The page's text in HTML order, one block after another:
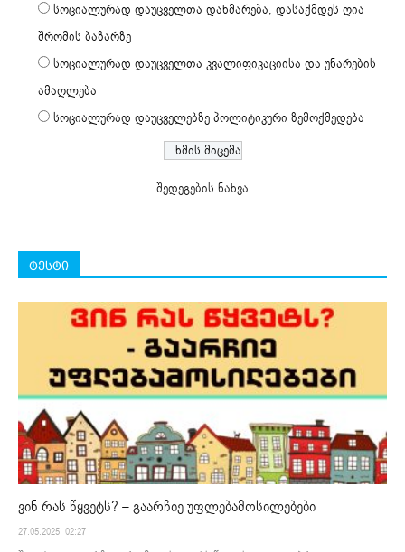
სოციალურად დაუცველთა დახმარება, დასაქმდეს ღია
შრომის ბაზარზე
სოციალურად დაუცველთა კვალიფიკაციისა და უნარების
ამაღლება
სოციალურად დაუცველებზე პოლიტიკური ზემოქმედება
შედეგების ნახვა
ტესტი
ვინ რას წყვეტს? – გაარჩიე უფლებამოსილებები
27.05.2025. 02:27